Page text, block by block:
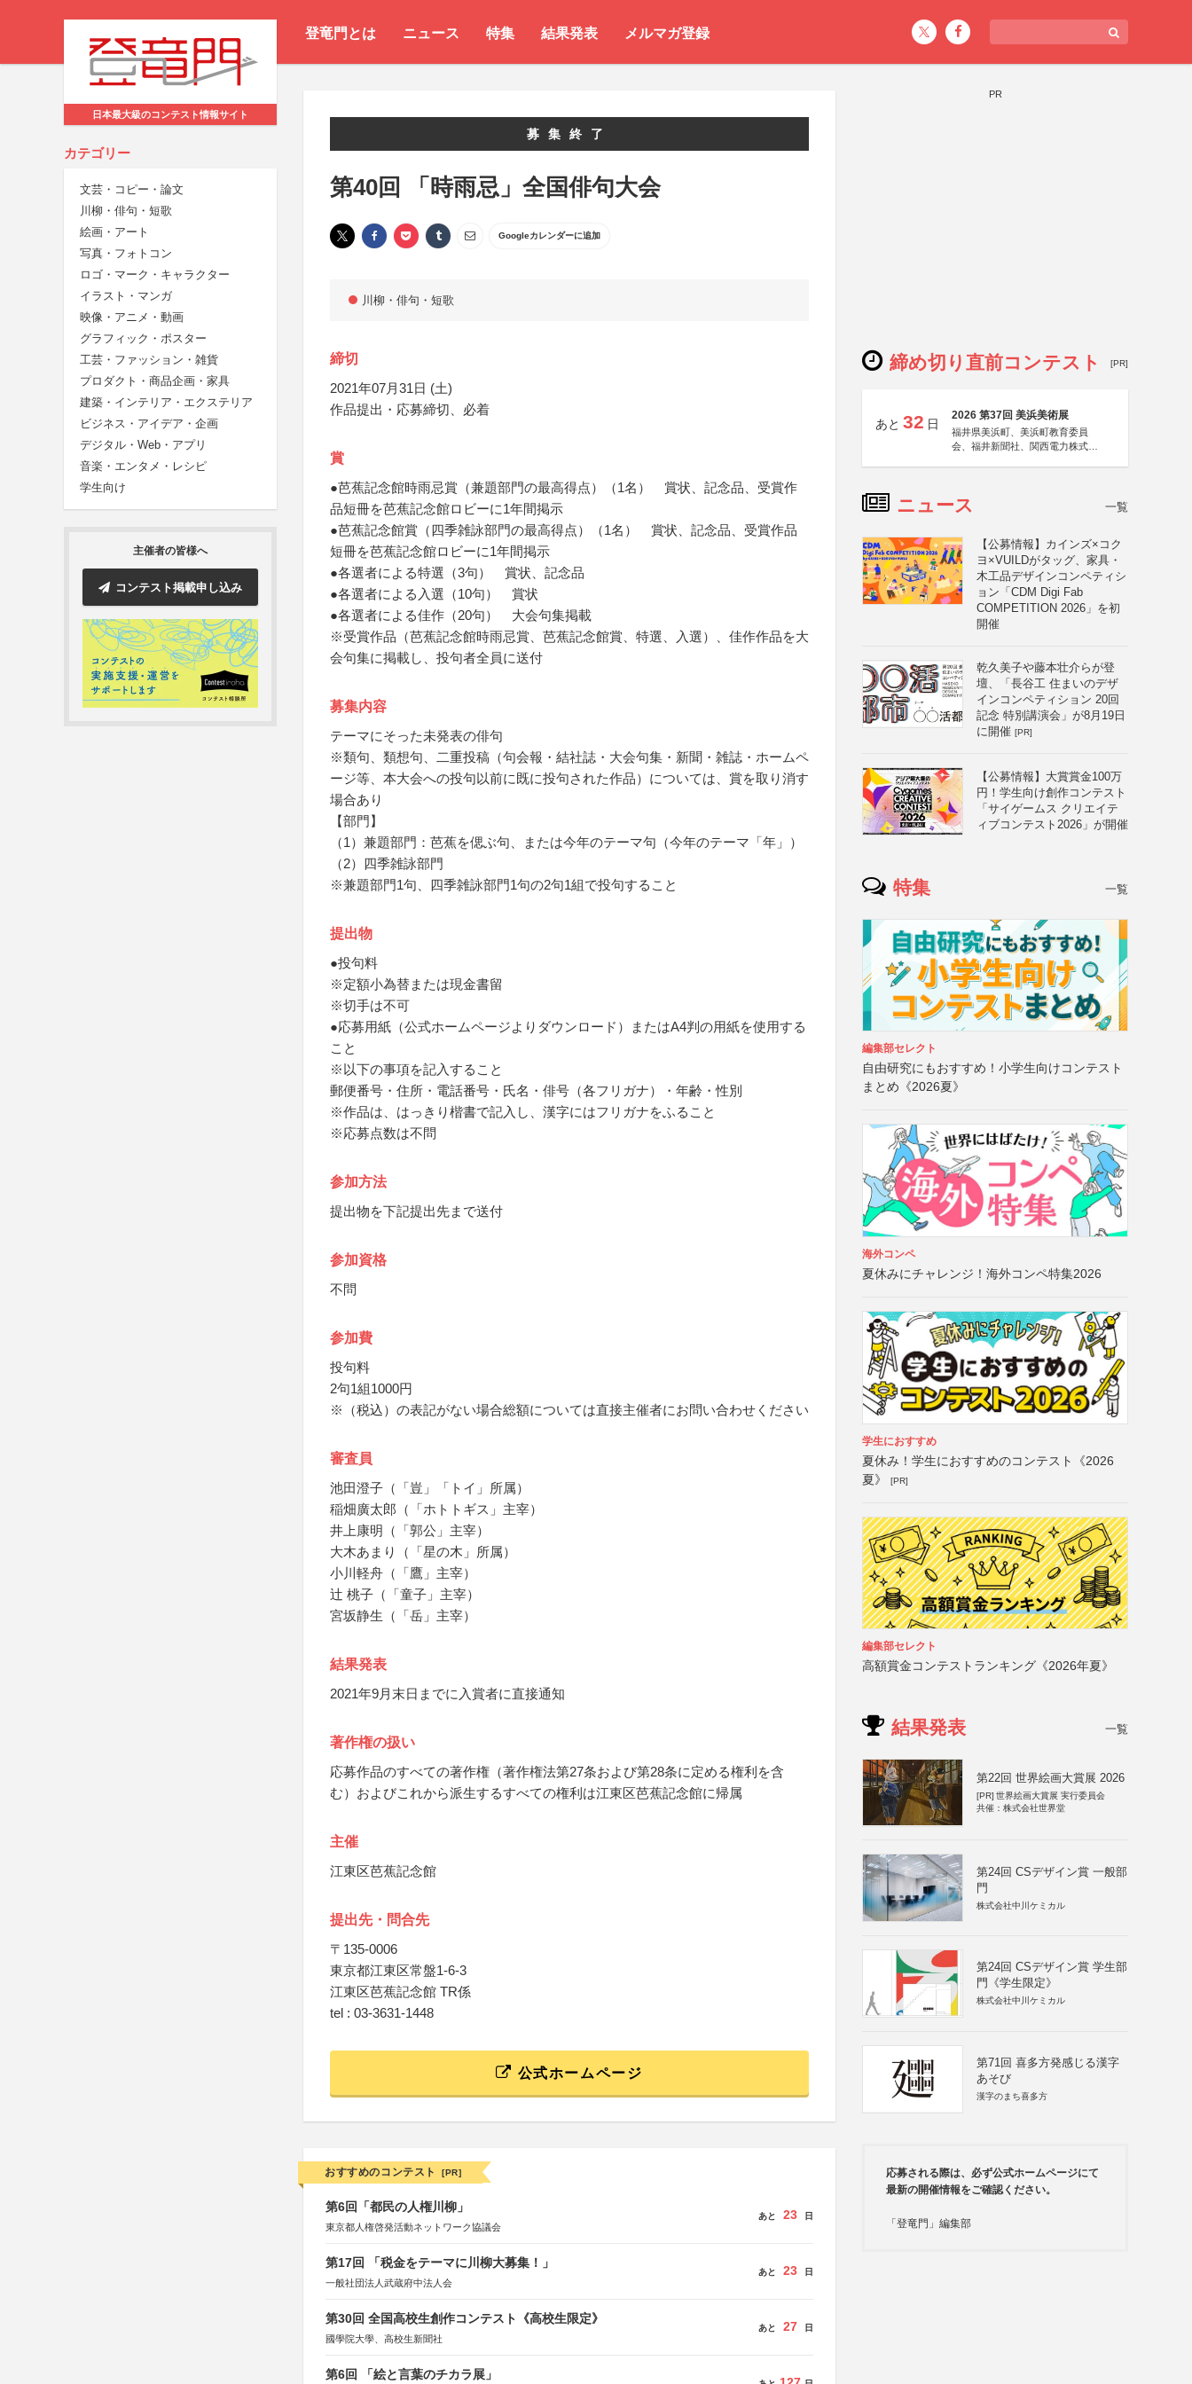
登竜門とは ニュース 特集 結果発表 メルマガ登録
日本最大級のコンテスト情報サイト
カテゴリー
文芸・コピー・論文
川柳・俳句・短歌
絵画・アート
写真・フォトコン
ロゴ・マーク・キャラクター
イラスト・マンガ
映像・アニメ・動画
グラフィック・ポスター
工芸・ファッション・雑貨
プロダクト・商品企画・家具
建築・インテリア・エクステリア
ビジネス・アイデア・企画
デジタル・Web・アプリ
音楽・エンタメ・レシピ
学生向け
主催者の皆様へ
コンテスト掲載申し込み
募集終了
第40回 「時雨忌」全国俳句大会
Googleカレンダーに追加
川柳・俳句・短歌
締切
2021年07月31日 (土)
作品提出・応募締切、必着
賞
●芭蕉記念館時雨忌賞（兼題部門の最高得点）（1名） 賞状、記念品、受賞作
品短冊を芭蕉記念館ロビーに1年間掲示
●芭蕉記念館賞（四季雑詠部門の最高得点）（1名） 賞状、記念品、受賞作品
短冊を芭蕉記念館ロビーに1年間掲示
●各選者による特選（3句） 賞状、記念品
●各選者による入選（10句） 賞状
●各選者による佳作（20句） 大会句集掲載
※受賞作品（芭蕉記念館時雨忌賞、芭蕉記念館賞、特選、入選）、佳作作品を大
会句集に掲載し、投句者全員に送付
募集内容
テーマにそった未発表の俳句
※類句、類想句、二重投稿（句会報・結社誌・大会句集・新聞・雑誌・ホームペ
ージ等、本大会への投句以前に既に投句された作品）については、賞を取り消す
場合あり
【部門】
（1）兼題部門：芭蕉を偲ぶ句、または今年のテーマ句（今年のテーマ「年」）
（2）四季雑詠部門
※兼題部門1句、四季雑詠部門1句の2句1組で投句すること
提出物
●投句料
※定額小為替または現金書留
※切手は不可
●応募用紙（公式ホームページよりダウンロード）またはA4判の用紙を使用する
こと
※以下の事項を記入すること
郵便番号・住所・電話番号・氏名・俳号（各フリガナ）・年齢・性別
※作品は、はっきり楷書で記入し、漢字にはフリガナをふること
※応募点数は不問
参加方法
提出物を下記提出先まで送付
参加資格
不問
参加費
投句料
2句1組1000円
※（税込）の表記がない場合総額については直接主催者にお問い合わせください
審査員
池田澄子（「豈」「トイ」所属）
稲畑廣太郎（「ホトトギス」主宰）
井上康明（「郭公」主宰）
大木あまり（「星の木」所属）
小川軽舟（「鷹」主宰）
辻 桃子（「童子」主宰）
宮坂静生（「岳」主宰）
結果発表
2021年9月末日までに入賞者に直接通知
著作権の扱い
応募作品のすべての著作権（著作権法第27条および第28条に定める権利を含
む）およびこれから派生するすべての権利は江東区芭蕉記念館に帰属
主催
江東区芭蕉記念館
提出先・問合先
〒135-0006
東京都江東区常盤1-6-3
江東区芭蕉記念館 TR係
tel : 03-3631-1448
公式ホームページ
おすすめのコンテスト [PR]
第6回「都民の人権川柳」
東京都人権啓発活動ネットワーク協議会
あと 23 日
第17回 「税金をテーマに川柳大募集！」
一般社団法人武蔵府中法人会
あと 23 日
第30回 全国高校生創作コンテスト《高校生限定》
國學院大學、高校生新聞社
あと 27 日
第6回 「絵と言葉のチカラ展」
PR
締め切り直前コンテスト [PR]
あと 32 日
2026 第37回 美浜美術展
福井県美浜町、美浜町教育委員
会、福井新聞社、関西電力株式会
ニュース 一覧
【公募情報】カインズ×コク
ヨ×VUILDがタッグ、家具・
木工品デザインコンペティシ
ョン「CDM Digi Fab
COMPETITION 2026」を初
開催
乾久美子や藤本壮介らが登
壇、「長谷工 住まいのデザ
インコンペティション 20回
記念 特別講演会」が8月19日
に開催 [PR]
【公募情報】大賞賞金100万
円！学生向け創作コンテスト
「サイゲームス クリエイテ
ィブコンテスト2026」が開催
特集 一覧
編集部セレクト
自由研究にもおすすめ！小学生向けコンテスト
まとめ《2026夏》
海外コンペ
夏休みにチャレンジ！海外コンペ特集2026
学生におすすめ
夏休み！学生におすすめのコンテスト《2026
夏》
[PR]
編集部セレクト
高額賞金コンテストランキング《2026年夏》
結果発表 一覧
第22回 世界絵画大賞展 2026
[PR] 世界絵画大賞展 実行委員会
共催：株式会社世界堂
第24回 CSデザイン賞 一般部
門
株式会社中川ケミカル
第24回 CSデザイン賞 学生部
門《学生限定》
株式会社中川ケミカル
第71回 喜多方発感じる漢字
あそび
漢字のまち喜多方
応募される際は、必ず公式ホームページにて
最新の開催情報をご確認ください。
「登竜門」編集部